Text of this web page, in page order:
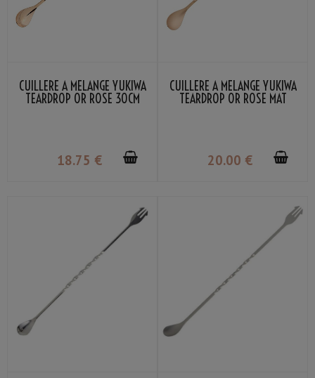
CUILLÈRE À MÉLANGE YUKIWA
TEARDROP OR ROSE 30CM
18.75 €
CUILLÈRE À MÉLANGE YUKIWA
TEARDROP OR ROSE MAT
20.00 €